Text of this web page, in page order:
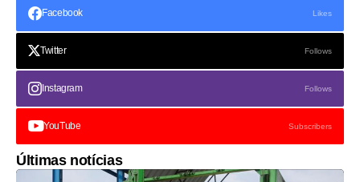
Facebook Likes
Twitter Follows
Instagram Follows
YouTube Subscribers
Últimas notícias